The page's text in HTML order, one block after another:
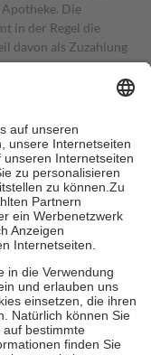
Die
in der Regel die
davon als Zuzahlung
in Höhe von zehn
als die tatsächlichen
Apotheken.
beträgt die
Euro je
eigene Gesundheit zu
zu unterstützen,
18. Lebensjahr
die von der